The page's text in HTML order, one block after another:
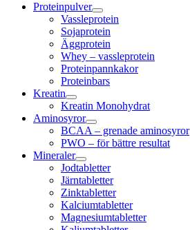
Proteinpulver
Vassleprotein
Sojaprotein
Äggprotein
Whey – vassleprotein
Proteinpannkakor
Proteinbars
Kreatin
Kreatin Monohydrat
Aminosyror
BCAA – grenade aminosyror
PWO – för bättre resultat
Mineraler
Jodtabletter
Järntabletter
Zinktabletter
Kalciumtabletter
Magnesiumtabletter